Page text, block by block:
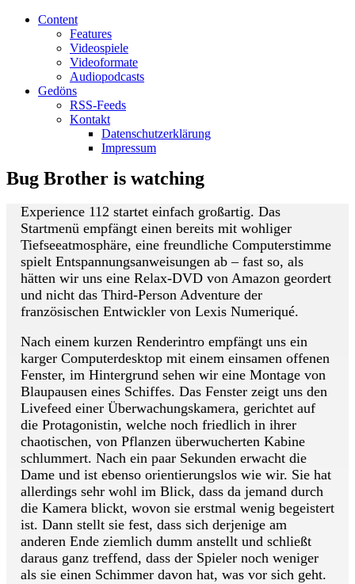
Content
Features
Videospiele
Videoformate
Audiopodcasts
Gedöns
RSS-Feeds
Kontakt
Datenschutzerklärung
Impressum
Bug Brother is watching
Experience 112 startet einfach großartig. Das
Startmenü empfängt einen bereits mit wohliger
Tiefseeatmosphäre, eine freundliche Computerstimme
spielt Entspannungsanweisungen ab – fast so, als
hätten wir uns eine Relax-DVD von Amazon geordert
und nicht das Third-Person Adventure der
französischen Entwickler von Lexis Numeriqué.
Nach einem kurzen Renderintro empfängt uns ein
karger Computerdesktop mit einem einsamen offenen
Fenster, im Hintergrund sehen wir eine Montage von
Blaupausen eines Schiffes. Das Fenster zeigt uns den
Livefeed einer Überwachungskamera, gerichtet auf
die Protagonistin, welche noch friedlich in ihrer
chaotischen, von Pflanzen überwucherten Kabine
schlummert. Nach ein paar Sekunden erwacht die
Dame und ist ebenso orientierungslos wie wir. Sie hat
allerdings sehr wohl im Blick, dass da jemand durch
die Kamera blickt, wovon sie erstmal wenig begeistert
ist. Dann stellt sie fest, dass sich derjenige am
anderen Ende ziemlich dumm anstellt und schließt
daraus ganz treffend, dass der Spieler noch weniger
als sie einen Schimmer davon hat, was vor sich geht.